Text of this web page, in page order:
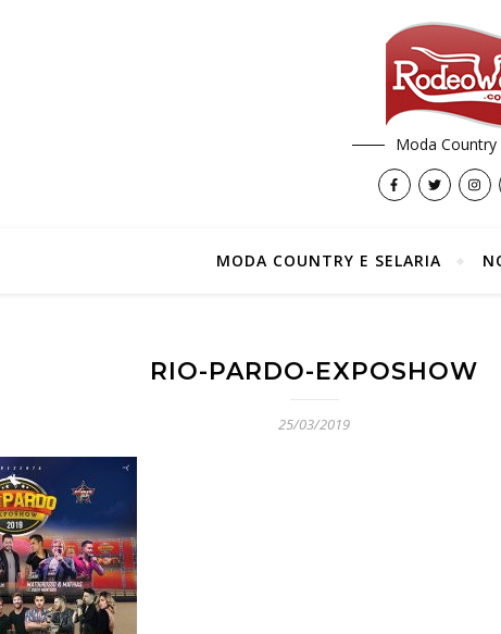
Moda Country
MODA COUNTRY E SELARIA
RIO-PARDO-EXPOSHOW
25/03/2019